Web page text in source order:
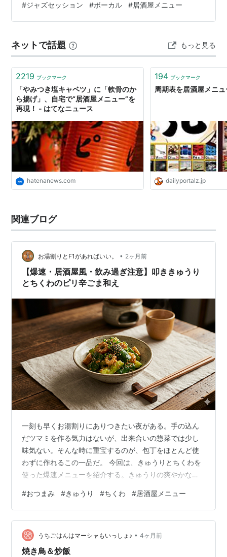
日、参加者が多いのと、それぞれの参加者がそれぞれ2コ
ーラスぐらいはアドリブソロをとるので、あまり自分の
things you are」の2曲を用意していたが、1曲にしぼった
ほうがいいのでは？ そこでM子さんに、 …
#ジャズセッション #ボーカル #居酒屋メニュー
ネットで話題 もっと見る
2219 ブックマーク
「やみつき塩キャベツ」に「軟骨のか
ら揚げ」、自宅で“居酒屋メニュー”を
再現！ - はてなニュース
hatenanews.com
194 ブックマーク
周期表を居酒屋メニ
dailyportalz.jp
関連ブログ
お湯割りとF1があればいい。 • 2ヶ月前
【爆速・居酒屋風・飲み過ぎ注意】叩ききゅうり
とちくわのピリ辛ごま和え
一刻も早くお湯割りにありつきたい夜がある。手の込ん
だツマミを作る気力はないが、出来合いの惣菜では少し
味気ない。そんな時に重宝するのが、包丁をほとんど使
わずに作れるこの一品だ。 今回は、きゅうりとちくわを
使った爆速メニューを紹介する。きゅうりの爽やかな歯
い、焼酎のお湯割りが恐ろしいスピードで消えていく。
#おつまみ #きゅうり #ちくわ #居酒屋メニュー
うちごはんはマーシャもいっしょ♪ • 4ヶ月前
焼き鳥＆炒飯